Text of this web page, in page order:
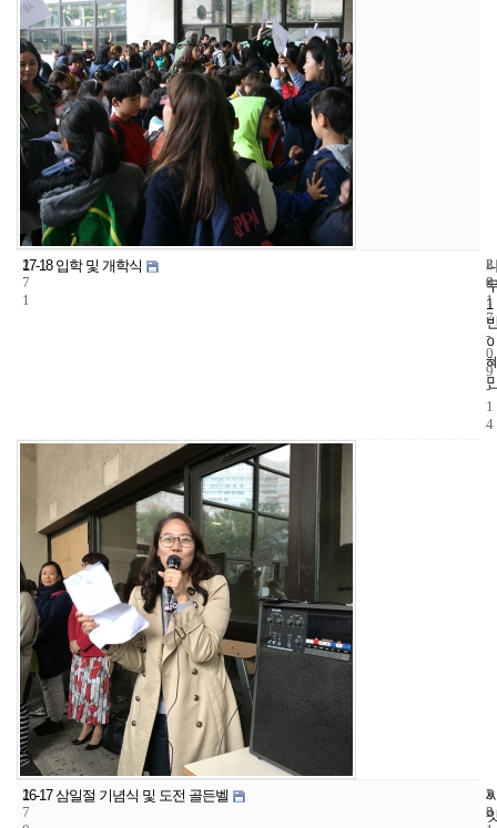
2
7
1
17-18 입학 및 개학식
1
3
8
2
0
1
7
-
0
9
-
1
4
2
7
16-17 삼일절 기념식 및 도전 골든벨
5
2
2
0